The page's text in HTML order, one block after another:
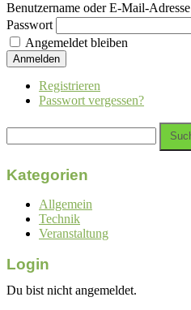
Benutzername oder E-Mail-Adresse
Passwort
Angemeldet bleiben
Anmelden
Registrieren
Passwort vergessen?
Suchen
nach:
Kategorien
Allgemein
Technik
Veranstaltung
Login
Du bist nicht angemeldet.